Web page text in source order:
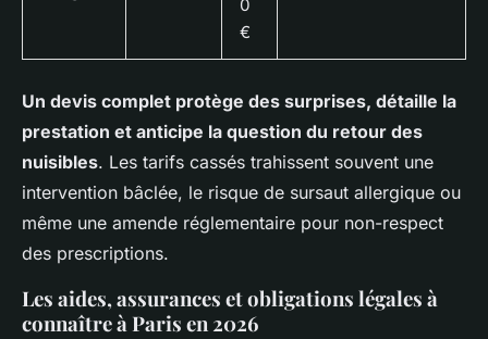
0
€
Un devis complet protège des surprises, détaille la
prestation et anticipe la question du retour des
nuisibles. Les tarifs cassés trahissent souvent une
intervention bâclée, le risque de sursaut allergique ou
même une amende réglementaire pour non-respect
des prescriptions.
Les aides, assurances et obligations légales à
connaître à Paris en 2026